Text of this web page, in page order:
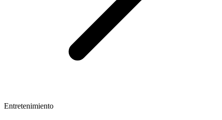
Entretenimiento